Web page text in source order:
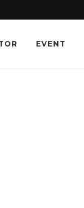
EVENT